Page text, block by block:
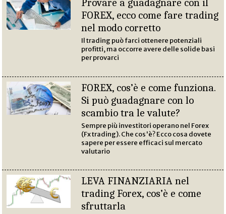
Provare a guadagnare con il
FOREX, ecco come fare trading
nel modo corretto
Il trading può farci ottenere potenziali
profitti, ma occorre avere delle solide basi
per provarci
FOREX, cos’è e come funziona.
Si può guadagnare con lo
scambio tra le valute?
Sempre più investitori operano nel Forex
(Fx trading). Che cos'è? Ecco cosa dovete
sapere per essere efficaci sul mercato
valutario
LEVA FINANZIARIA nel
trading Forex, cos’è e come
sfruttarla